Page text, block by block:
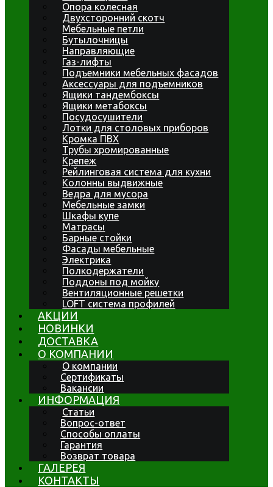
Опора колесная
Двухсторонний скотч
Мебельные петли
Бутылочницы
Направляющие
Газ-лифты
Подъемники мебельных фасадов
Аксессуары для подъемников
Ящики тандембоксы
Ящики метабоксы
Посудосушители
Лотки для столовых приборов
Кромка ПВХ
Трубы хромированные
Крепеж
Рейлинговая система для кухни
Колонны выдвижные
Ведра для мусора
Мебельные замки
Шкафы купе
Матрасы
Барные стойки
Фасады мебельные
Электрика
Полкодержатели
Поддоны под мойку
Вентиляционные решетки
LOFT система профилей
АКЦИИ
НОВИНКИ
ДОСТАВКА
О КОМПАНИИ
О компании
Сертификаты
Вакансии
ИНФОРМАЦИЯ
Статьи
Вопрос-ответ
Способы оплаты
Гарантия
Возврат товара
ГАЛЕРЕЯ
КОНТАКТЫ